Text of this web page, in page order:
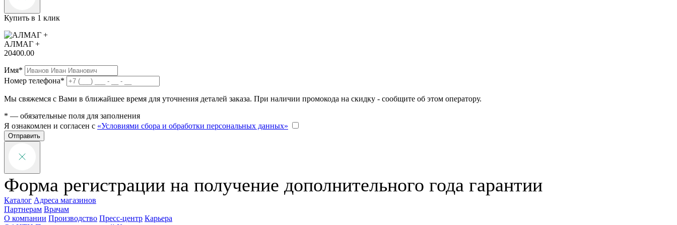
Купить в 1 клик
АЛМАГ +
20400.00
Имя*
Номер телефона*
Мы свяжемся с Вами в ближайшее время для уточнения деталей заказа. При наличии промокода на скидку - сообщите об этом оператору.
* — обязательные поля для заполнения
Я ознакомлен и согласен с «Условиями сбора и обработки персональных данных»
Отправить
Форма регистрации на получение дополнительного года гарантии
Каталог Адреса магазинов
Партнерам Врачам
О компании Производство Пресс-центр Карьера